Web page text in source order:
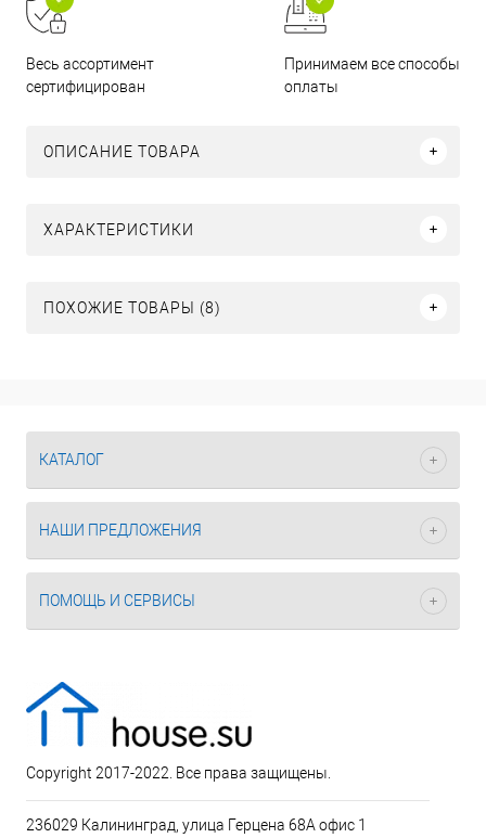
Весь ассортимент
сертифицирован
Принимаем все способы
оплаты
ОПИСАНИЕ ТОВАРА
ХАРАКТЕРИСТИКИ
ПОХОЖИЕ ТОВАРЫ (8)
КАТАЛОГ
НАШИ ПРЕДЛОЖЕНИЯ
ПОМОЩЬ И СЕРВИСЫ
Copyright 2017-2022. Все права защищены.
236029 Калининград, улица Герцена 68А офис 1